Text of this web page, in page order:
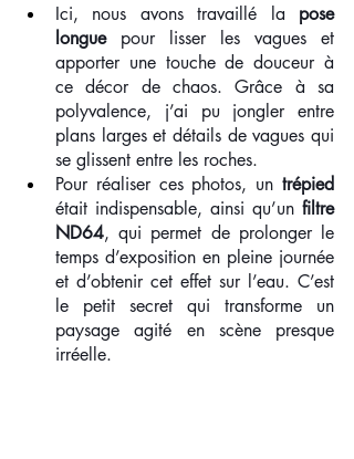
Ici, nous avons travaillé la pose
longue pour lisser les vagues et
apporter une touche de douceur à
ce décor de chaos. Grâce à sa
polyvalence, j’ai pu jongler entre
plans larges et détails de vagues qui
se glissent entre les roches.
Pour réaliser ces photos, un trépied
était indispensable, ainsi qu’un filtre
ND64, qui permet de prolonger le
temps d’exposition en pleine journée
et d’obtenir cet effet sur l’eau. C’est
le petit secret qui transforme un
paysage agité en scène presque
irréelle.